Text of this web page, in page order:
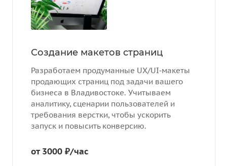
Создание макетов страниц
Разработаем продуманные UX/UI‑макеты
продающих страниц под задачи вашего
бизнеса в Владивостоке. Учитываем
аналитику, сценарии пользователей и
требования верстки, чтобы ускорить
запуск и повысить конверсию.
от 3000 ₽/час